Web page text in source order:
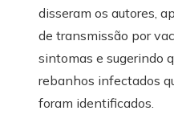
disseram os autores,
de transmissão por
sintomas e sugerindo
rebanhos infectados
foram identificados.